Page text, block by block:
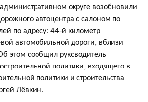
округе возобновили
автоцентра с салоном по
по адресу: 44-й километр
автомобильной дороги, вблизи
этом сообщил руководитель
политики, входящего в
политики и строительства
Лёвкин.